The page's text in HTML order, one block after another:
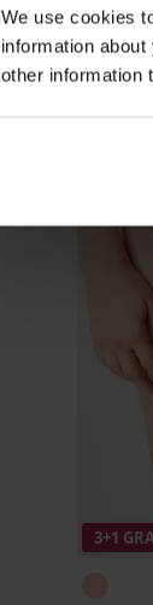
We use cookies
information
other information
3+1